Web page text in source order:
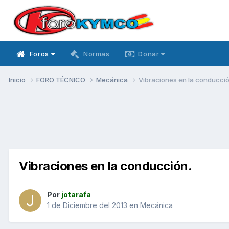
Foros Normas Donar
Inicio FORO TÉCNICO Mecánica Vibraciones en la
Vibraciones en la conducción.
Por jotarafa
1 de Diciembre del 2013 en Mecánica